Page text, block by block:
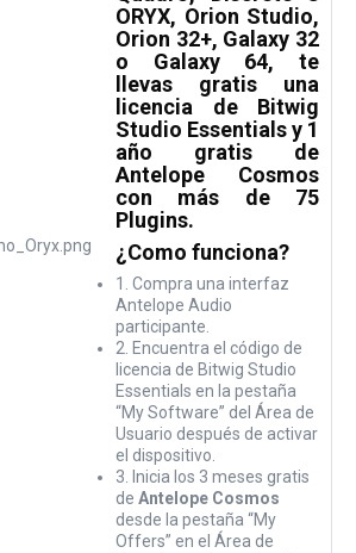
ORYX, Orion Studio,
Orion 32+, Galaxy 32
o Galaxy 64, te
llevas gratis una
licencia de Bitwig
Studio Essentials y 1
año gratis de
Antelope Cosmos
con más de 75
Plugins.
¿Como funciona?
1. Compra una interfaz
Antelope Audio
participante.
2. Encuentra el código de
licencia de Bitwig Studio
Essentials en la pestaña
“My Software” del Área de
Usuario después de activar
el dispositivo.
3. Inicia los 3 meses gratis
de Antelope Cosmos
desde la pestaña “My
Offers” en el Área de